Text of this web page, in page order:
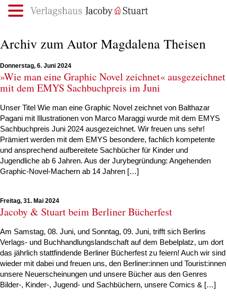
Archiv zum Autor Magdalena Theisen
Donnerstag, 6. Juni 2024
»Wie man eine Graphic Novel zeichnet« ausgezeichnet
mit dem EMYS Sachbuchpreis im Juni
Unser Titel Wie man eine Graphic Novel zeichnet von Balthazar
Pagani mit Illustrationen von Marco Maraggi wurde mit dem EMYS
Sachbuchpreis Juni 2024 ausgezeichnet. Wir freuen uns sehr!
Prämiert werden mit dem EMYS besondere, fachlich kompetente
und ansprechend aufbereitete Sachbücher für Kinder und
Jugendliche ab 6 Jahren. Aus der Jurybegründung: Angehenden
Graphic-Novel-Machern ab 14 Jahren […]
Freitag, 31. Mai 2024
Jacoby & Stuart beim Berliner Bücherfest
Am Samstag, 08. Juni, und Sonntag, 09. Juni, trifft sich Berlins
Verlags- und Buchhandlungslandschaft auf dem Bebelplatz, um dort
das jährlich stattfindende Berliner Bücherfest zu feiern! Auch wir sind
wieder mit dabei und freuen uns, den Berliner:innen und Tourist:innen
unsere Neuerscheinungen und unsere Bücher aus den Genres
Bilder-, Kinder-, Jugend- und Sachbüchern, unsere Comics & […]